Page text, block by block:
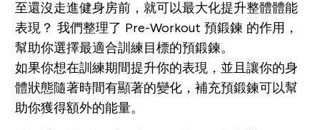
至還沒走進健身房前，就可以最大化提升整體體能
表現？ 我們整理了 Pre-Workout 預鍛鍊 的作用，
幫助你選擇最適合訓練目標的預鍛鍊。
如果你想在訓練期間提升你的表現，並且讓你的身
體狀態隨著時間有顯著的變化，補充預鍛鍊可以幫
助你獲得額外的能量。